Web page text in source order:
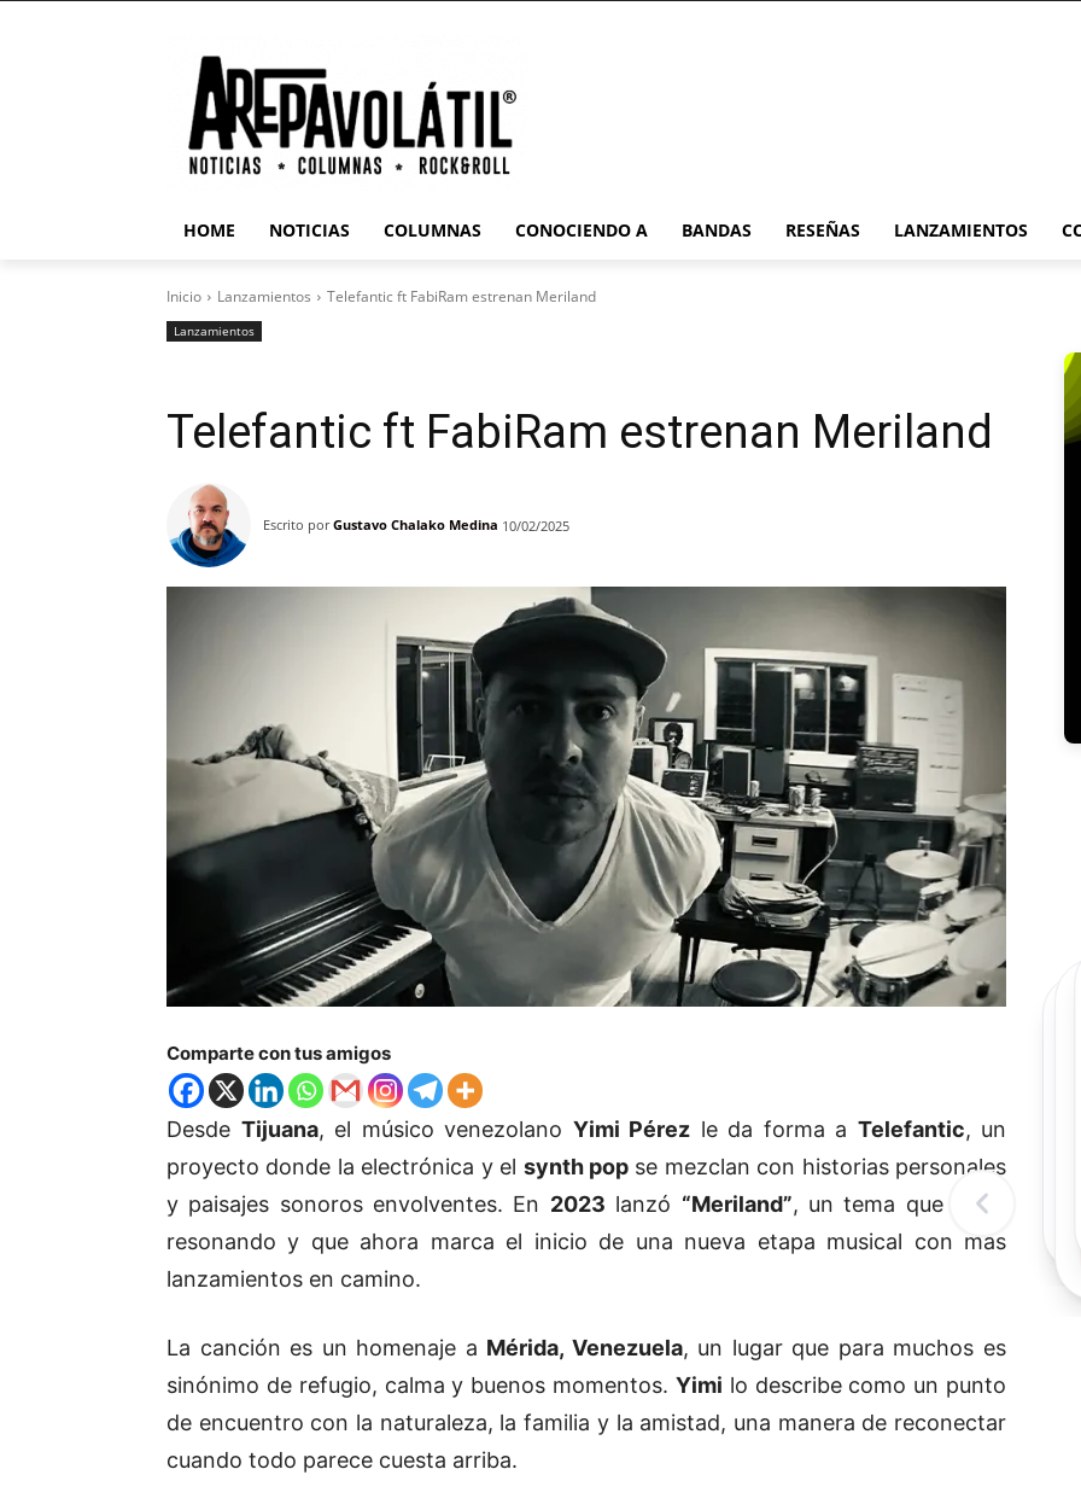
HOME NOTICIAS COLUMNAS CONOCIENDO A BANDAS RESEÑAS LANZAMIENTOS
Inicio Lanzamientos Telefantic ft FabiRam estrenan Meriland
Lanzamientos
Telefantic ft FabiRam estrenan Meriland
Escrito por Gustavo Chalako Medina 10/02/2025
Comparte con tus amigos
Desde Tijuana, el músico venezolano Yimi Pérez le da forma a Telefantic, un
proyecto donde la electrónica y el synth popse mezclan con historias personales
y paisajes sonoros envolventes. En 2023 lanzó “Meriland”, un tema que sigue
resonando y que ahora marca el inicio de una nueva etapa musical con más
lanzamientos en camino.
La canción es un homenaje a Mérida, Venezuela, un lugar que para muchos es
sinónimo de refugio, calma y buenos momentos. Yimi lo describe como un punto
de encuentro con la naturaleza, la familia y la amistad, una manera de reconectar
cuando todo parece cuesta arriba.